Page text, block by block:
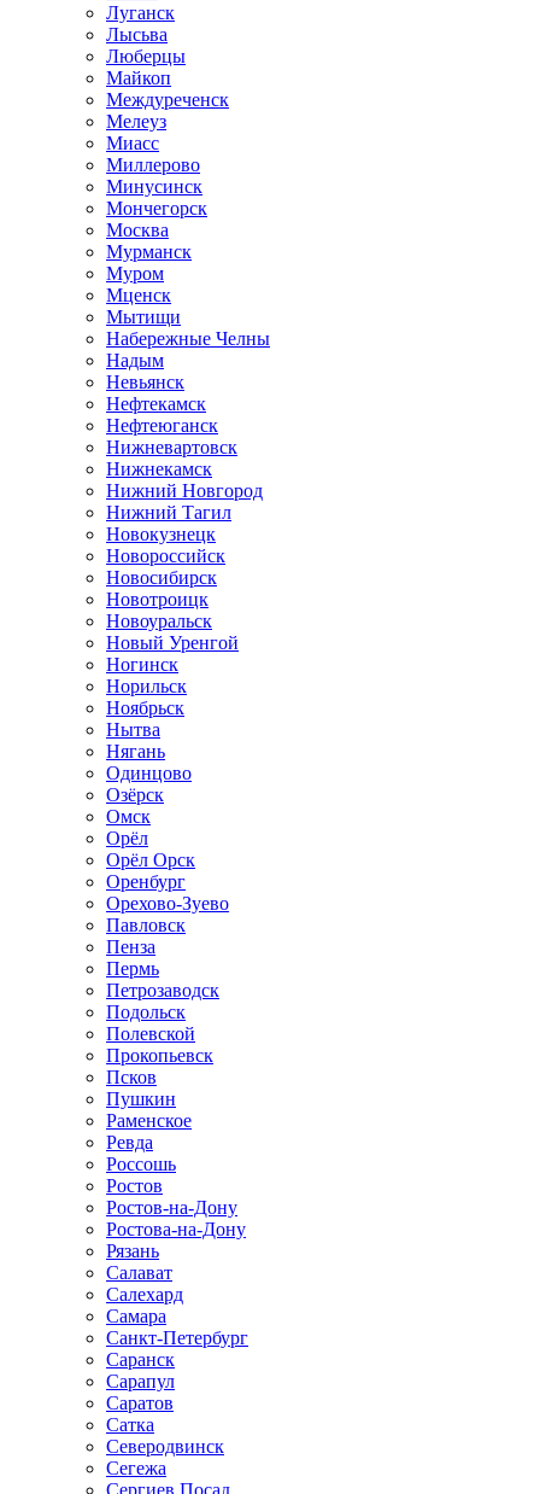
Луганск
Лысьва
Люберцы
Майкоп
Междуреченск
Мелеуз
Миасс
Миллерово
Минусинск
Мончегорск
Москва
Мурманск
Муром
Мценск
Мытищи
Набережные Челны
Надым
Невьянск
Нефтекамск
Нефтеюганск
Нижневартовск
Нижнекамск
Нижний Новгород
Нижний Тагил
Новокузнецк
Новороссийск
Новосибирск
Новотроицк
Новоуральск
Новый Уренгой
Ногинск
Норильск
Ноябрьск
Нытва
Нягань
Одинцово
Озёрск
Омск
Орёл
Орёл Орск
Оренбург
Орехово-Зуево
Павловск
Пенза
Пермь
Петрозаводск
Подольск
Полевской
Прокопьевск
Псков
Пушкин
Раменское
Ревда
Россошь
Ростов
Ростов-на-Дону
Ростова-на-Дону
Рязань
Салават
Салехард
Самара
Санкт-Петербург
Саранск
Сарапул
Саратов
Сатка
Северодвинск
Сегежа
Сергиев Посад